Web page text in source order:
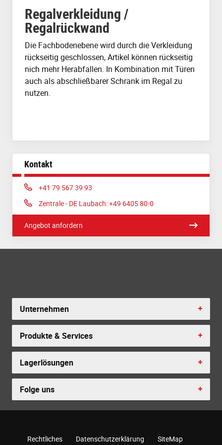
Regalverkleidung /
Regalrückwand
Die Fachbodenebene wird durch die Verkleidung
rückseitig geschlossen, Artikel können rückseitig
nich mehr Herabfallen. In Kombination mit Türen
auch als abschließbarer Schrank im Regal zu
nutzen.
Kontakt
Phone:
+41 79 567 39 93
Phone:
Zentrale - DE Laubach: +49 6405 80-0
Angebot anfordern
Unternehmen
Produkte & Services
Lagerlösungen
Folge uns
Rechtliches Datenschutzerklärung SiteMap